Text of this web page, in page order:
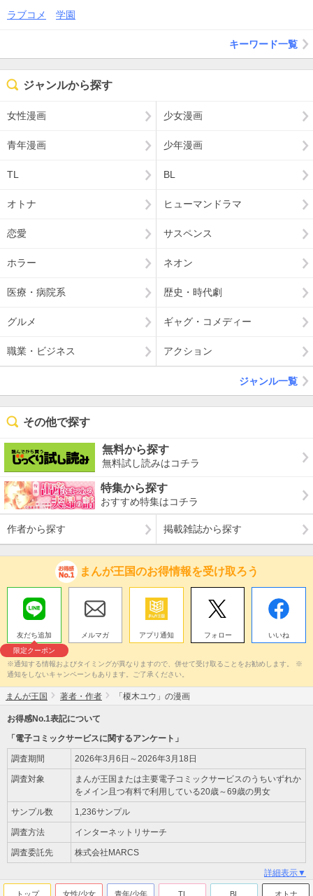
ラブコメ
学園
キーワード一覧
ジャンルから探す
女性漫画 少女漫画
青年漫画 少年漫画
TL BL
オトナ ヒューマンドラマ
恋愛 サスペンス
ホラー ネオン
医療・病院系 歴史・時代劇
グルメ ギャグ・コメディー
職業・ビジネス アクション
ジャンル一覧
その他で探す
無料から探す
無料試し読みはコチラ
特集から探す
おすすめ特集はコチラ
作者から探す 掲載雑誌から探す
まんが王国のお得情報を受け取ろう
友だち追加
限定クーポン
メルマガ アプリ通知 フォロー いいね
※通知する情報およびタイミングが異なりますので、併せて受け取ることをお勧めします。 ※
通知をしないキャンペーンもあります。ご了承ください。
まんが王国 著者・作者 「榎木ユウ」の漫画
お得感No.1表記について
「電子コミックサービスに関するアンケート」
調査期間 2026年3月6日～2026年3月18日
調査対象
まんが王国または主要電子コミックサービスのうちいずれか
をメイン且つ有料で利用している20歳～69歳の男女
サンプル数 1,236サンプル
調査方法 インターネットリサーチ
調査委託先 株式会社MARCS
詳細表示▼
トップ 女性/少女 青年/少年 TL BL オトナ